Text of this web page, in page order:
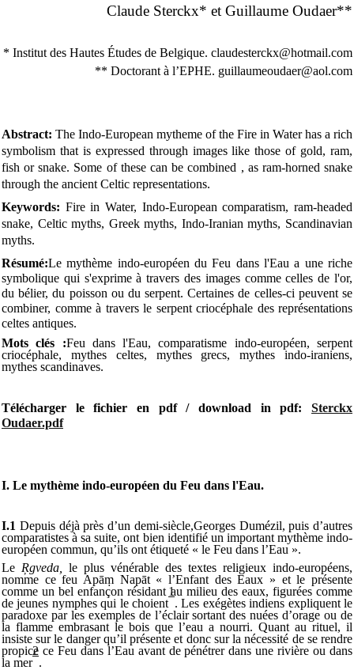
Claude Sterckx* et Guillaume Oudaer**
* Institut des Hautes Études de Belgique. claudesterckx@hotmail.com
** Doctorant à l’EPHE. guillaumeoudaer@aol.com
Abstract: The Indo-European mytheme of the Fire in Water has a rich
symbolism that is expressed through images like those of gold, ram,
fish or snake. Some of these can be combined , as ram-horned snake
through the ancient Celtic representations.
Keywords: Fire in Water, Indo-European comparatism, ram-headed
snake, Celtic myths, Greek myths, Indo-Iranian myths, Scandinavian
myths.
Résumé:Le mythème indo-européen du Feu dans l'Eau a une riche
symbolique qui s'exprime à travers des images comme celles de l'or,
du bélier, du poisson ou du serpent. Certaines de celles-ci peuvent se
combiner, comme à travers le serpent criocéphale des représentations
celtes antiques.
Mots clés :Feu dans l'Eau, comparatisme indo-européen, serpent
criocéphale, mythes celtes, mythes grecs, mythes indo-iraniens,
mythes scandinaves.
Télécharger le fichier en pdf / download in pdf: Sterckx
Oudaer.pdf
I. Le mythème indo-européen du Feu dans l'Eau.
I.1 Depuis déjà près d’un demi-siècle,Georges Dumézil, puis d’autres
comparatistes à sa suite, ont bien identifié un important mythème indo-
européen commun, qu’ils ont étiqueté « le Feu dans l’Eau ».
Le Ŗgveda, le plus vénérable des textes religieux indo-européens,
nomme ce feu Apāṃ Napāt « l’Enfant des Eaux » et le présente
comme un bel enfançon résidant au milieu des eaux, figurées comme
de jeunes nymphes qui le choient
1
. Les exégètes indiens expliquent le
paradoxe par les exemples de l’éclair sortant des nuées d’orage ou de
la flamme embrasant le bois que l’eau a nourri. Quant au rituel, il
insiste sur le danger qu’il présente et donc sur la nécessité de se rendre
propice ce Feu dans l’Eau avant de pénétrer dans une rivière ou dans
la mer
2
.